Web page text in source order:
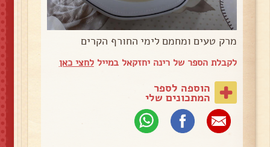
מרק טעים ומחמם לימי החורף הקרים
לקבלת הספר של רינה יחזקאל במייללחצי כאן
הוספה לספר
המתכונים שלי